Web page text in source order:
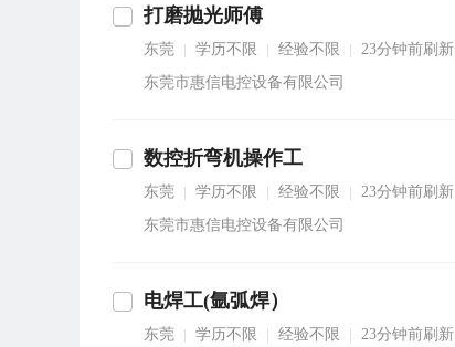
打磨抛光师傅
东莞 学历不限 经验不限
23分钟前刷新
东莞市惠信电控设备有限公司
数控折弯机操作工
东莞 学历不限 经验不限
23分钟前刷新
东莞市惠信电控设备有限公司
电焊工(氩弧焊）
东莞 学历不限 经验不限
23分钟前刷新